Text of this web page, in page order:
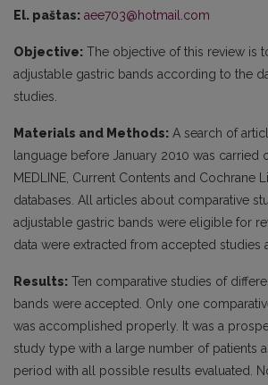
El. paštas: aee703@hotmail.com
Objective: The objective of this review is
adjustable gastric bands according to the
studies.
Materials and Methods: A search of
language before January 2010 was carried
MEDLINE, Current Contents and Cochrane
databases. All articles about comparative
adjustable gastric bands were eligible for
data were extracted from accepted studies
Results: Ten comparative studies of
bands were accepted. Only one
was accomplished properly. It was a
study type with a large number of patients
period with all possible results evaluated.